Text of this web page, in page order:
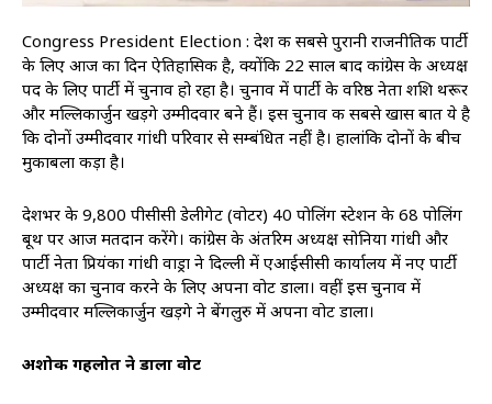
Congress President Election : देश की सबसे पुरानी राजनीतिक पार्टी
के लिए आज का दिन ऐतिहासिक है, क्योंकि 22 साल बाद कांग्रेस के अध्यक्ष
पद के लिए पार्टी में चुनाव हो रहा है। चुनाव में पार्टी के वरिष्ठ नेता शशि थरूर
और मल्लिकार्जुन खड़गे उम्मीदवार बने हैं। इस चुनाव की सबसे खास बात ये है
कि दोनों उम्मीदवार गांधी परिवार से सम्बंधित नहीं है। हालांकि दोनों के बीच
मुकाबला कड़ा है।
देशभर के 9,800 पीसीसी डेलीगेट (वोटर) 40 पोलिंग स्टेशन के 68 पोलिंग
बूथ पर आज मतदान करेंगे। कांग्रेस के अंतरिम अध्यक्ष सोनिया गांधी और
पार्टी नेता प्रियंका गांधी वाड्रा ने दिल्ली में एआईसीसी कार्यालय में नए पार्टी
अध्यक्ष का चुनाव करने के लिए अपना वोट डाला। वहीं इस चुनाव में
उम्मीदवार मल्लिकार्जुन खड़गे ने बेंगलुरु में अपना वोट डाला।
अशोक गहलोत ने डाला वोट